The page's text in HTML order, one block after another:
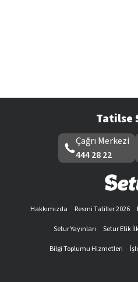
Tatilse
Çağrı Merkezi
444 28 22
Hakkımızda Resmi Tatiller 2026
Setur Yayınları
Setur Etik
Bilgi Toplumu Hizmetleri